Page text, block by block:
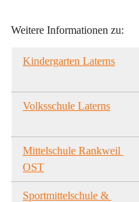
Weitere Informationen zu:
Kindergarten Laterns
Volksschule Laterns
Mittelschule Rankweil
OST
Sportmittelschule &